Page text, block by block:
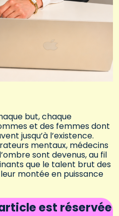
but, chaque
et des femmes dont
jusqu’à l’existence.
mentaux, médecins
sont devenus, au fil
que le talent brut des
montée en puissance
est réservée